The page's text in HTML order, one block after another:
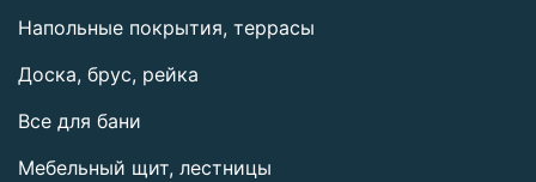
Напольные покрытия, террасы
Доска, брус, рейка
Все для бани
Мебельный щит, лестницы